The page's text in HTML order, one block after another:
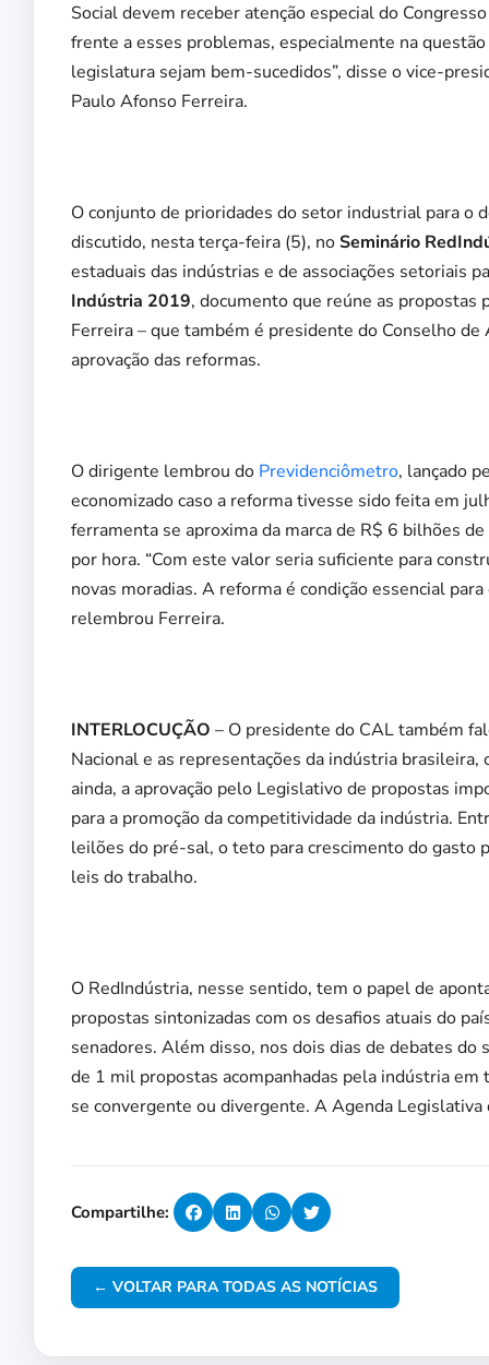
Social devem receber atenção especial do
frente a esses problemas, especialmente na
legislatura sejam bem-sucedidos”, disse o vice-
Paulo Afonso Ferreira.
O conjunto de prioridades do setor industrial para o
discutido, nesta terça-feira (5), noSeminário
estaduais das indústrias e de associações setoriais
Indústria 2019, documento que reúne as
Ferreira – que também é presidente do Conselho
aprovação das reformas.
O dirigente lembrou do Previdenciômetro, lançado
economizado caso a reforma tivesse sido feita em
ferramenta se aproxima da marca de R$ 6 bilhões
por hora. “Com este valor seria suficiente para
novas moradias. A reforma é condição essencial
relembrou Ferreira.
INTERLOCUÇÃO – O presidente do CAL também
Nacional e as representações da indústria brasileira,
ainda, a aprovação pelo Legislativo de propostas
para a promoção da competitividade da indústria.
leilões do pré-sal, o teto para crescimento do gasto
leis do trabalho.
O RedIndústria, nesse sentido, tem o papel de
propostas sintonizadas com os desafios atuais do
senadores. Além disso, nos dois dias de debates
de 1 mil propostas acompanhadas pela indústria
se convergente ou divergente. A Agenda
Compartilhe:
← VOLTAR PARA TODAS AS NOTÍCIAS